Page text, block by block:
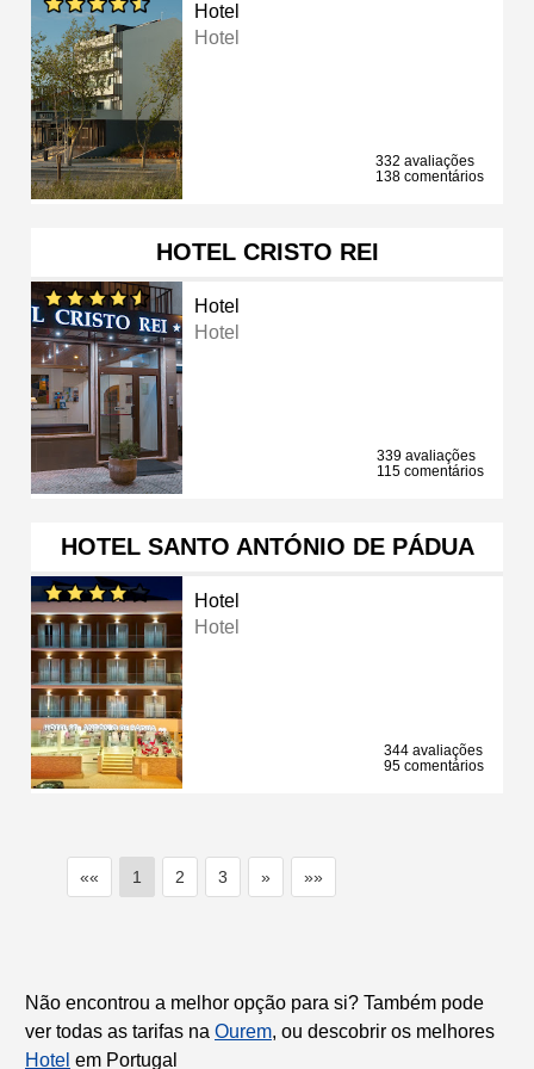
Hotel
Hotel
332 avaliações
138 comentários
HOTEL CRISTO REI
Hotel
Hotel
339 avaliações
115 comentários
HOTEL SANTO ANTÓNIO DE PÁDUA
Hotel
Hotel
344 avaliações
95 comentários
«« 1 2 3 » »»
Não encontrou a melhor opção para si? Também pode
ver todas as tarifas na Ourem, ou descobrir os melhores
Hotel em Portugal